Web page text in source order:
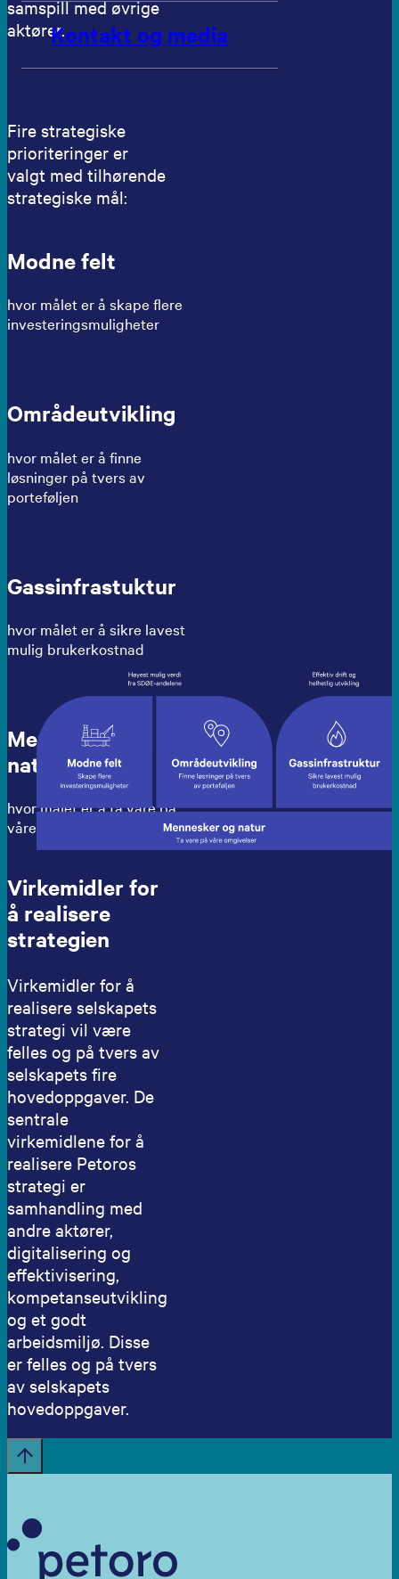
Kontakt og media
samspill med øvrige
aktører.
Fire strategiske
prioriteringer er
valgt med tilhørende
strategiske mål:
Modne felt
hvor målet er å skape flere
investeringsmuligheter
Områdeutvikling
hvor målet er å finne
løsninger på tvers av
porteføljen
Gassinfrastuktur
hvor målet er å sikre lavest
mulig brukerkostnad
Mennesker og
natur
hvor målet er å ta vare på
våre omgivelser
Virkemidler for
å realisere
strategien
Virkemidler for å
realisere selskapets
strategi vil være
felles og på tvers av
selskapets fire
hovedoppgaver. De
sentrale
virkemidlene for å
realisere Petoros
strategi er
samhandling med
andre aktører,
digitalisering og
effektivisering,
kompetanseutvikling
og et godt
arbeidsmiljø. Disse
er felles og på tvers
av selskapets
hovedoppgaver.